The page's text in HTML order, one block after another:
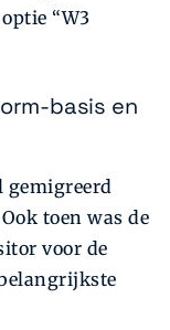
“W3
basis en
gemigreerd
toen was de
voor de